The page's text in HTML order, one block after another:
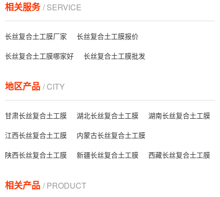
相关服务/ SERVICE
长丝复合土工膜厂家
长丝复合土工膜报价
长丝复合土工膜哪家好
长丝复合土工膜批发
地区产品 / CITY
甘肃长丝复合土工膜 湖北长丝复合土工膜
湖南长丝复合土工膜
江西长丝复合土工膜
内蒙古长丝复合土工膜
陕西长丝复合土工膜
新疆长丝复合土工膜 西藏长丝复合土工膜
相关产品 / PRODUCT